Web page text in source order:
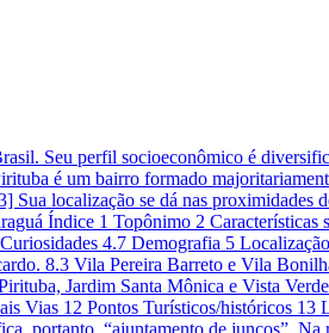
Seu perfil socioeconômico é
é um bairro formado
localização se dá nas
Índice 1 Topônimo 2
4.7 Demografia 5
8.3 Vila Pereira Barreto e Vila
Jardim Santa Mônica e Vista
Vias 12 Pontos Turísticos/históricos